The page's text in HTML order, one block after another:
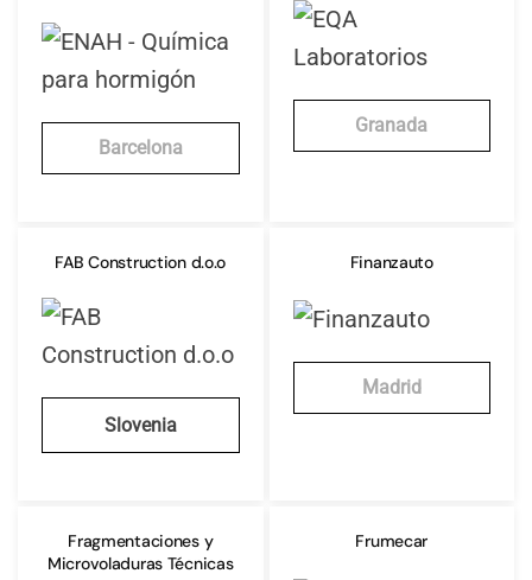
Barcelona
Granada
FAB Construction d.o.o
Slovenia
Finanzauto
Madrid
Fragmentaciones y
Microvoladuras Técnicas
Frumecar